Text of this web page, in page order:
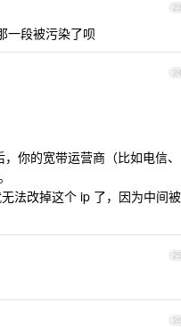
23
一段被污染了呗
24
你的宽带运营商（比如电信、
法改掉这个 ip 了，因为中间被
25
26